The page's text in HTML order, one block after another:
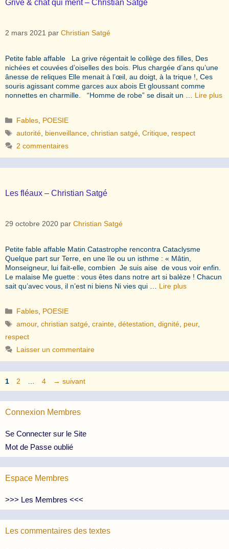
Grive & chat qui ment – Christian Satgé
2 mars 2021 par Christian Satgé
Petite fable affable La grive régentait le collège des filles, Des
nichées et couvées d’oiselles des bois. Plus chargée d’ans qu’une
ânesse de reliques Elle menait à l’œil, au doigt, à la trique !, Ces
souris agissant comme garces aux abois Et gloussant comme
nonnettes en charmille. “Homme de robe” se disait un … Lire plus
Catégories
Fables POESIE
Étiquettes
autorité bienveillance ,christian satgé ,Critique respect
2 commentaires
Les fléaux – Christian Satgé
29 octobre 2020 par Christian Satgé
Petite fable affable Matin Catastrophe rencontra Cataclysme
Quelque part sur Terre, en une île ou un isthme : « Mâtin,
Monseigneur, lui fait-elle, combien Je suis aise de vous voir enfin.
Le malaise Me guette : vous êtes dans notre art si balèze ! Chacun
sait qu’avec vous, il n’est ni biens Ni vies qui … Lire plus
Catégories
Fables POESIE
Étiquettes
amour,christian satgé ,crainte ,détestation ,dignité peur,
respect
Laisser un commentaire
Page
1 Page
2 Page
4 → suivant
Connexion Membres
Se Connecter sur le Site
Mot de Passe oublié
Espace Membres
>>> Les Membres <<<
Les commentaires des textes